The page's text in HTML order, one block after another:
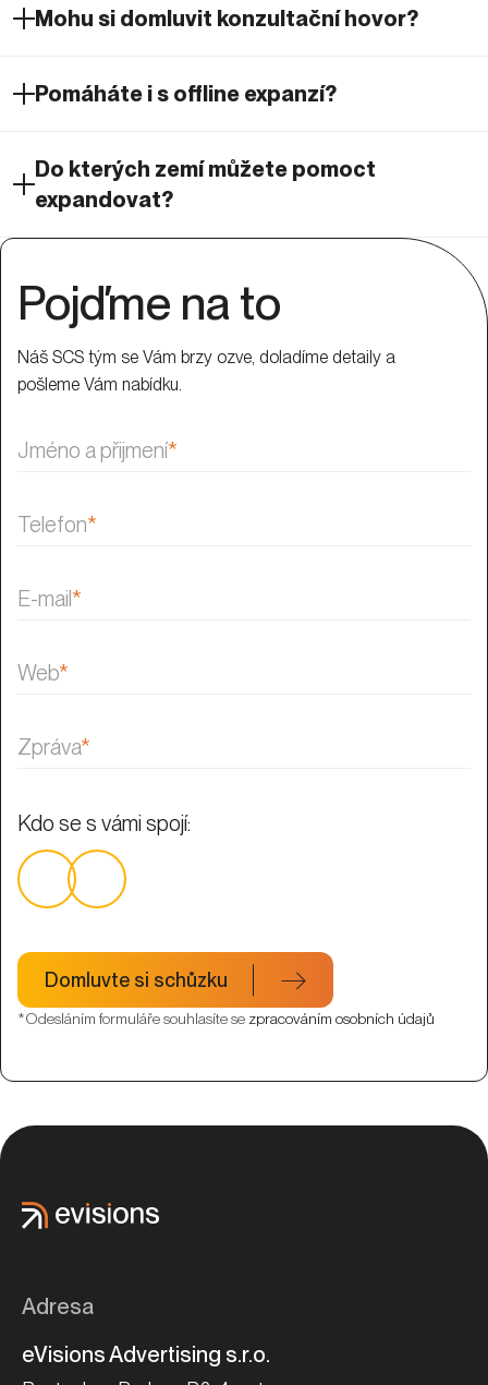
Mohu si domluvit konzultační hovor?
Pomáháte i s offline expanzí?
Do kterých zemí můžete pomoct
expandovat?
Pojďme na to
Náš SCS tým se Vám brzy ozve, doladíme detaily a
pošleme Vám nabídku.
Jméno a přijmení*
Telefon*
E-mail*
Web*
Zpráva*
Kdo se s vámi spojí:
*Odesláním formuláře souhlasíte se zpracováním osobních údajů
Domluvte si schůzku
Adresa
eVisions Advertising s.r.o.